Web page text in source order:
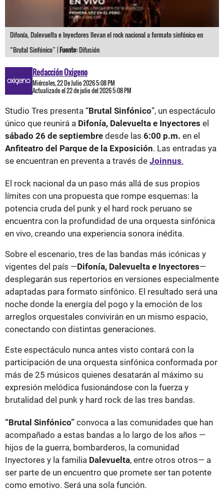
Difonía, Dalevuelta e Inyectores llevan el rock nacional a formato sinfónico en
“Brutal Sinfónico” |Fuente:Difusión
Redacción Oxigeno
Miércoles, 22 De Julio 2026 5:08 PM
Actualizado el 22 de julio del 2026 5:08 PM
Studio Tres presenta “Brutal Sinfónico”, un espectáculo
único que reunirá a Difonía, Dalevuelta e Inyectores el
sábado 26 de septiembre desde las 6:00 p.m. en el
Anfiteatro del Parque de la Exposición. Las entradas ya
se encuentran en preventa a través de Joinnus.
El rock nacional da un paso más allá de sus propios
límites con una propuesta que rompe esquemas: la
potencia cruda del punk y el hard rock peruano se
encuentra con la profundidad de una orquesta sinfónica
en vivo, creando una experiencia sonora inédita.
Sobre el escenario, tres de las bandas más icónicas y
vigentes del país —Difonía, Dalevuelta e Inyectores—
desplegarán sus repertorios en versiones especialmente
adaptadas para formato sinfónico. El resultado será una
noche donde la energía del pogo y la emoción de los
arreglos orquestales convivirán en un mismo espacio,
conectando con distintas generaciones.
Este espectáculo nunca antes visto contará con la
participación de una orquesta sinfónica conformada por
más de 25 músicos quienes desatarán al máximo su
expresión melódica fusionándose con la fuerza y
brutalidad del punk y hard rock de las tres bandas.
“Brutal Sinfónico” convoca a las comunidades que han
acompañado a estas bandas a lo largo de los años —
hijos de la guerra, bombarderos, la comunidad
Inyectores y la familia Dalevuelta, entre otros otros— a
ser parte de un encuentro que promete ser tan potente
como emotivo. Será una sola función.